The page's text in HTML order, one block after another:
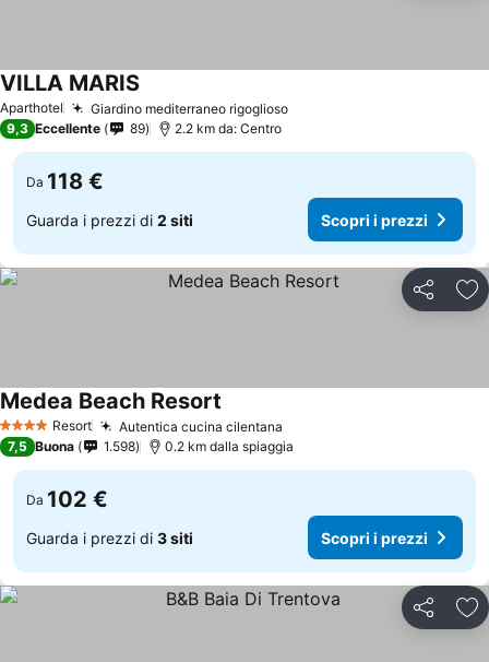
Aparthotel Giardino mediterraneo rigoglioso
VILLA MARIS
9,3 Eccellente 89 2.2 km da: Centro
Da 118 €
Guarda i prezzi di 2 siti Scopri i prezzi
Condividi
4 Stelle Resort Autentica cucina cilentana
Medea Beach Resort
7,5 Buona 1.598 0.2 km dalla spiaggia
Da 102 €
Guarda i prezzi di 3 siti Scopri i prezzi
Condividi